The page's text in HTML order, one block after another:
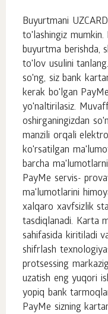
Buyurtmani
to'lashingiz
buyurtma berishda,
to'lov usulini
so'ng, siz bank
kerak bo'lgan
yo'naltirilasiz.
oshirganingizdan
manzili orqali
ko'rsatilgan
barcha
PayMe servis-
ma'lumotlarini
xalqaro xavfsizlik
tasdiqlanadi. Karta
sahifasida kiritiladi
shifrlash
protsessing
uzatish eng yuqori
yopiq bank
PayMe sizning